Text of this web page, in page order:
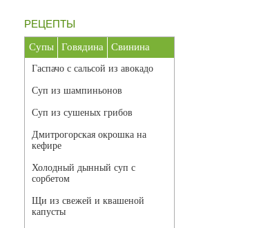
РЕЦЕПТЫ
Супы Говядина Свинина
Гаспачо с сальсой из авокадо
Суп из шампиньонов
Суп из сушеных грибов
Дмитрогорская окрошка на
кефире
Холодный дынный суп с
сорбетом
Щи из свежей и квашеной
капусты